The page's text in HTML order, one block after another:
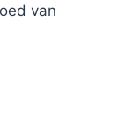
van